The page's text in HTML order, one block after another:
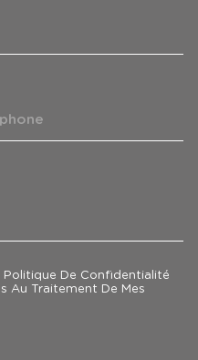
Politique De Confidentialité
Au Traitement De Mes